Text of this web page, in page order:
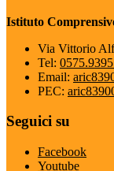
Istituto
Via Vittorio
Tel:
Email:
PEC:
Seguici su
Facebook
Youtube